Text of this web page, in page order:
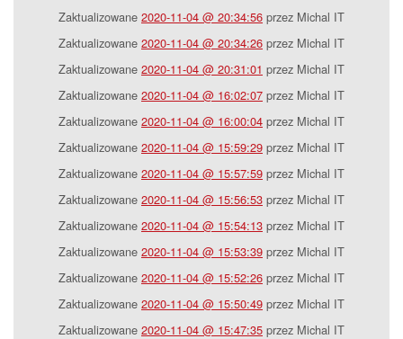
Zaktualizowane 2020-11-04 @ 20:34:56 przez Michal IT
Zaktualizowane 2020-11-04 @ 20:34:26 przez Michal IT
Zaktualizowane 2020-11-04 @ 20:31:01 przez Michal IT
Zaktualizowane 2020-11-04 @ 16:02:07 przez Michal IT
Zaktualizowane 2020-11-04 @ 16:00:04 przez Michal IT
Zaktualizowane 2020-11-04 @ 15:59:29 przez Michal IT
Zaktualizowane 2020-11-04 @ 15:57:59 przez Michal IT
Zaktualizowane 2020-11-04 @ 15:56:53 przez Michal IT
Zaktualizowane 2020-11-04 @ 15:54:13 przez Michal IT
Zaktualizowane 2020-11-04 @ 15:53:39 przez Michal IT
Zaktualizowane 2020-11-04 @ 15:52:26 przez Michal IT
Zaktualizowane 2020-11-04 @ 15:50:49 przez Michal IT
Zaktualizowane 2020-11-04 @ 15:47:35 przez Michal IT